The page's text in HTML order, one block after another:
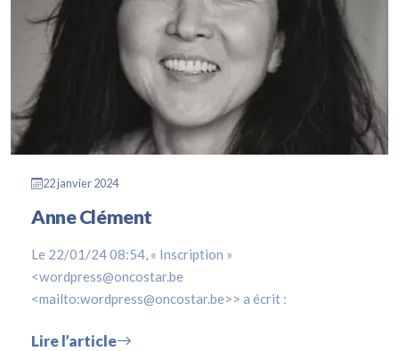
22 janvier 2024
Anne Clément
Le 22/01/24 08:54, « Inscription »
<wordpress@oncostar.be
<mailto:wordpress@oncostar.be>> a écrit :
Lire l’article